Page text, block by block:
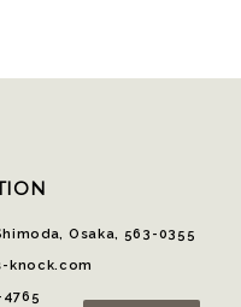
Osaka, 563-0355
knock.com
4765